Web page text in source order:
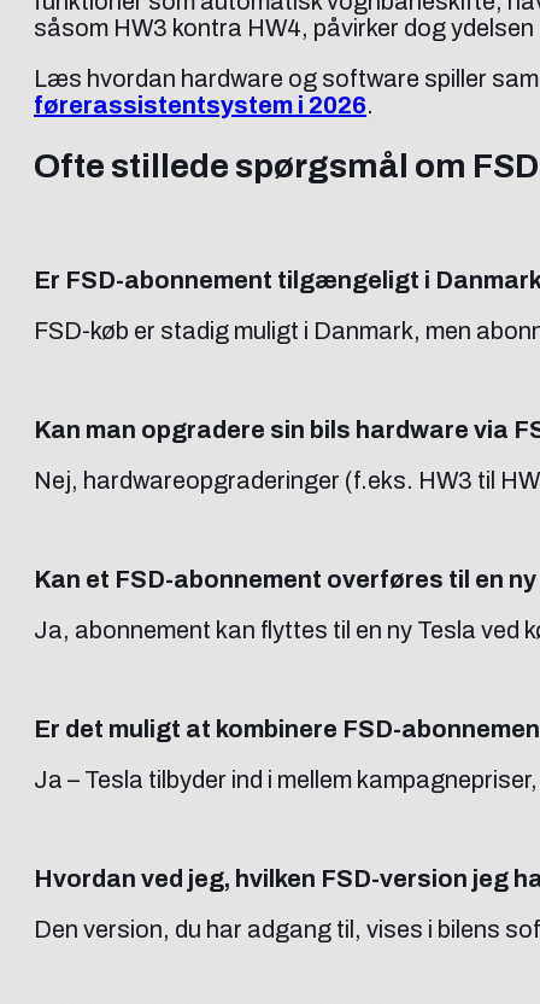
såsom HW3 kontra HW4, påvirker dog
Læs hvordan hardware og software spiller
førerassistentsystem i 2026.
Ofte stillede spørgsmål om
Er FSD-abonnement tilgængeligt i
FSD-køb er stadig muligt i Danmark, men
Kan man opgradere sin bils hardware via
Nej, hardwareopgraderinger (f.eks. HW3 til
Kan et FSD-abonnement overføres til en ny
Ja, abonnement kan flyttes til en ny Tesla ved
Er det muligt at kombinere FSD-
Ja – Tesla tilbyder ind i mellem
Hvordan ved jeg, hvilken FSD-version jeg
Den version, du har adgang til, vises i bilens